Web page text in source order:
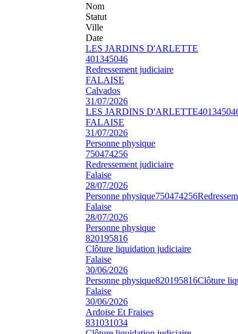
Nom
Statut
Ville
Date
LES JARDINS D'ARLETTE
401345046
Redressement judiciaire
FALAISE
Calvados
31/07/2026
LES JARDINS D'ARLETTE
FALAISE
31/07/2026
Personne physique
750474256
Redressement judiciaire
Falaise
28/07/2026
Personne physique750474256
Falaise
28/07/2026
Personne physique
820195816
Clôture liquidation judiciaire
Falaise
30/06/2026
Personne physique820195816Clôture
Falaise
30/06/2026
Ardoise Et Fraises
831031034